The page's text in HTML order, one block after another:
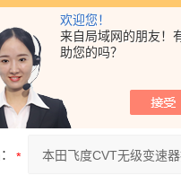
欢迎您！
来自局域网的朋友！
助您的吗？
极变速器总成(易于拆装)，并
可使变速器旋转任意角度，
于小零件或螺丝的集中存放。
的钢结构焊接，表面经喷涂